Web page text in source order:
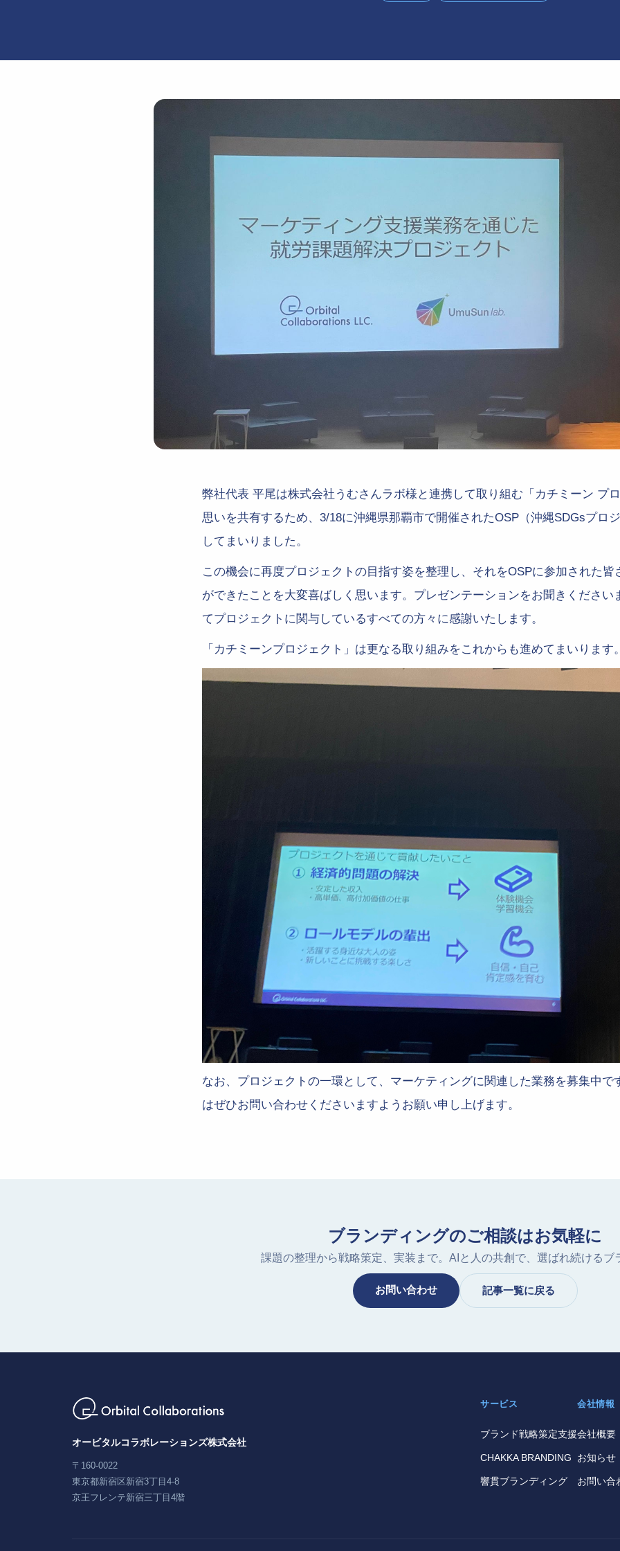
弊社代表 平尾は株式会社うむさんラボ様と連携して取り組む「カチミーン プ
思いを共有するため、3/18に沖縄県那覇市で開催されたOSP（沖縄SDGsプロ
してまいりました。
この機会に再度プロジェクトの目指す姿を整理し、それをOSPに参加された皆
ができたことを大変喜ばしく思います。プレゼンテーションをお聞きください
てプロジェクトに関与しているすべての方々に感謝いたします。
「カチミーンプロジェクト」は更なる取り組みをこれからも進めてまいります
なお、プロジェクトの一環として、マーケティングに関連した業務を募集中で
はぜひお問い合わせくださいますようお願い申し上げます。
ブランディングのご相談はお気軽に
課題の整理から戦略策定、実装まで。AIと人の共創で、選ばれ続けるブ
お問い合わせ 記事一覧に戻る
オービタルコラボレーションズ株式会社
〒160-0022
東京都新宿区新宿3丁目4-8
京王フレンテ新宿三丁目4階
サービス
ブランド戦略策定支援
CHAKKA BRANDING
響貫ブランディング
会社情報
会社概要
お知らせ
お問い合